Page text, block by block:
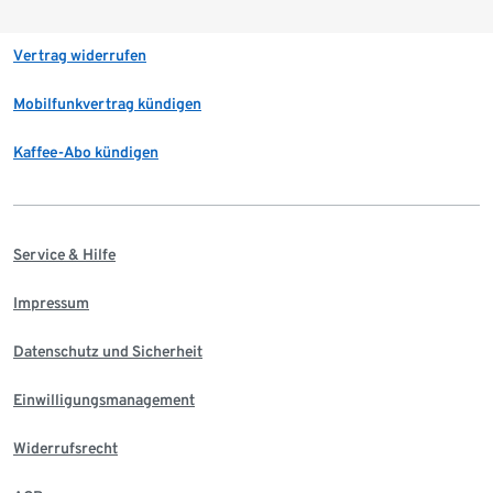
Vertrag widerrufen
Mobilfunkvertrag kündigen
Kaffee-Abo kündigen
Service & Hilfe
Impressum
Datenschutz und Sicherheit
Einwilligungsmanagement
Widerrufsrecht